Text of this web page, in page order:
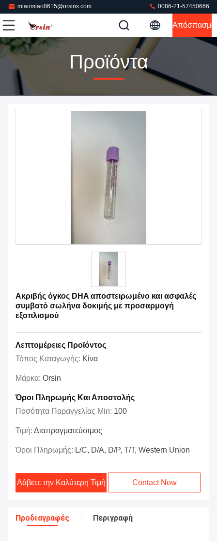
miaomiao8615@orsins.com 0086-21-57450666
Απόσπασμα
Προϊόντα
Ακριβής όγκος DHA αποστειρωμένο και ασφαλές
συμβατό σωλήνα δοκιμής με προσαρμογή
εξοπλισμού
Λεπτομέρειες Προϊόντος
Τόπος Καταγωγής: Κίνα
Μάρκα: Orsin
Όροι Πληρωμής Και Αποστολής
Ποσότητα Παραγγελίας Min: 100
Τιμή: Διαπραγματεύσιμος
Όροι Πληρωμής: L/C, D/A, D/P, T/T, Western Union
Λάβετε την Καλύτερη Τιμή Contact Now
Προδιαγραφές Περιγραφή